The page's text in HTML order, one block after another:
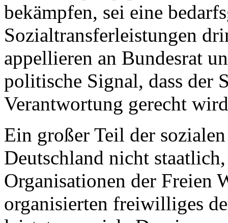
bekämpfen, sei eine
Sozialtransferleistungen
appellieren an Bundesrat
politische Signal, dass der
Verantwortung gerecht
Ein großer Teil der
Deutschland nicht
Organisationen der Freien
organisierten freiwilliges